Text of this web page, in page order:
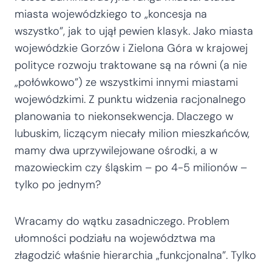
miasta wojewódzkiego to „koncesja na
wszystko”, jak to ujął pewien klasyk. Jako miasta
wojewódzkie Gorzów i Zielona Góra w krajowej
polityce rozwoju traktowane są na równi (a nie
„połówkowo”) ze wszystkimi innymi miastami
wojewódzkimi. Z punktu widzenia racjonalnego
planowania to niekonsekwencja. Dlaczego w
lubuskim, liczącym niecały milion mieszkańców,
mamy dwa uprzywilejowane ośrodki, a w
mazowieckim czy śląskim – po 4-5 milionów –
tylko po jednym?
Wracamy do wątku zasadniczego. Problem
ułomności podziału na województwa ma
złagodzić właśnie hierarchia „funkcjonalna”. Tylko